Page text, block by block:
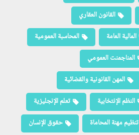
القانون العقاري
المالية العامة
المحاسبة العمومية
المناجمنت العمومي
المهن القانونية والقضائية
النظم الإنتخابية
تعلم الإنجليزية
تنظيم مهنة المحاماة حقوق الإنسان